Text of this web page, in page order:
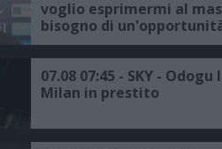
voglio esprimermi al
bisogno di
continuità, avremmo
disputare la Champions,
trofeo europeo da
07.08 07:45 - SKY - Odogu
Milan in prestito